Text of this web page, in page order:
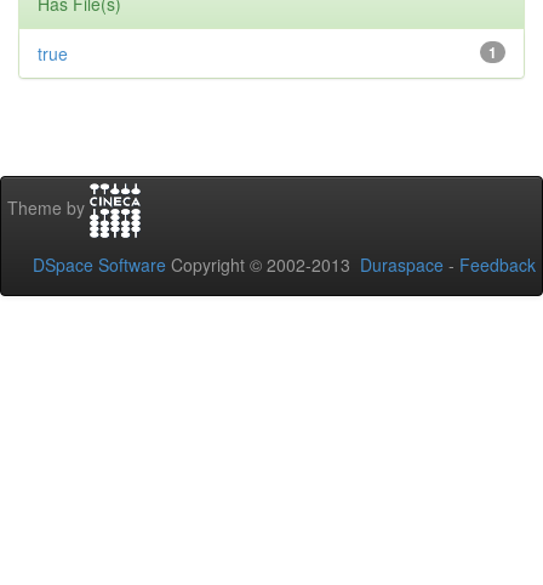
1
true
Theme by
DSpace Software Copyright © 2002-2013 Duraspace - Feedback